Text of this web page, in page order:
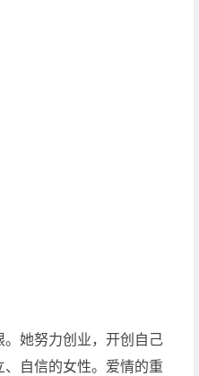
她努力创业，开创自己
自信的女性。爱情的重